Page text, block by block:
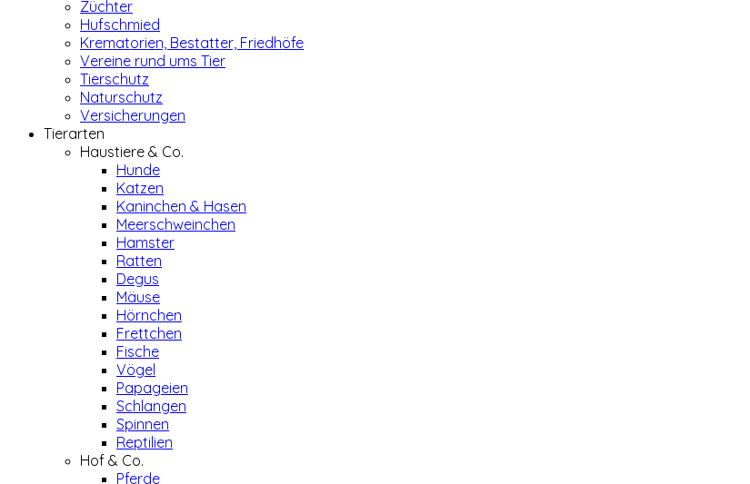
Züchter
Hufschmied
Krematorien, Bestatter, Friedhöfe
Vereine rund ums Tier
Tierschutz
Naturschutz
Versicherungen
Tierarten
Haustiere & Co.
Hunde
Katzen
Kaninchen & Hasen
Meerschweinchen
Hamster
Ratten
Degus
Mäuse
Hörnchen
Frettchen
Fische
Vögel
Papageien
Schlangen
Spinnen
Reptilien
Hof & Co.
Pferde